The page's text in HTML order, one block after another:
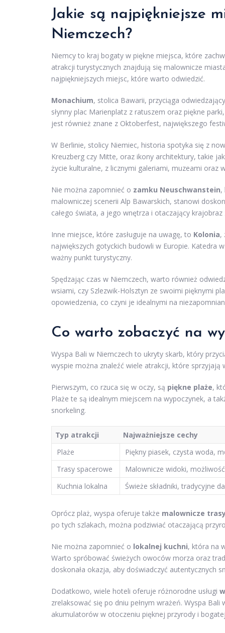
Jakie są najpiękniejsze
Niemczech?
Niemcy to kraj bogaty w piękne miejsca, które
atrakcji turystycznych znajdują się malownicze
najpiękniejszych miejsc, które warto odwiedzić.
Monachium, stolica Bawarii, przyciąga
słynny plac Marienplatz z ratuszem oraz piękne
jest również znane z Oktoberfest, największego
W Berlinie, stolicy Niemiec, historia spotyka się z
Kreuzberg czy Mitte, oraz ikony architektury, takie
życie kulturalne, z licznymi galeriami, muzeami oraz
Nie można zapomnieć o zamku Neuschwanstein,
malowniczej scenerii Alp Bawarskich, stanowi
całego świata, a jego wnętrza i otaczający krajobraz
Inne miejsce, które zasługuje na uwagę, to Kolonia,
największych gotyckich budowli w Europie. Katedra
ważny punkt turystyczny.
Spędzając czas w Niemczech, warto również
wsiami, czy Szlezwik-Holsztyn ze swoimi pięknymi
opowiedzenia, co czyni je idealnymi na
Co warto zobaczyć na
Wyspa Bali w Niemczech to ukryty skarb, który
wyspie można znaleźć wiele atrakcji, które
Pierwszym, co rzuca się w oczy, są piękne plaże,
Plaże te są idealnym miejscem na wypoczynek, a
snorkeling.
Typ atrakcji Najważniejsze cechy
Plaże
Piękny piasek, czysta woda,
Trasy spacerowe
Malownicze widoki,
Kuchnia lokalna
Świeże składniki, tradycyjne
Oprócz plaż, wyspa oferuje także malownicze
po tych szlakach, można podziwiać otaczającą
Nie można zapomnieć o lokalnej kuchni, która na
Warto spróbować świeżych owoców morza oraz
doskonała okazja, aby doświadczyć autentycznych
Dodatkowo, wiele hoteli oferuje różnorodne usługi
zrelaksować się po dniu pełnym wrażeń. Wyspa
akumulatorów w otoczeniu pięknej przyrody i